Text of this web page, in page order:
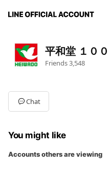
平和堂 １０
Friends3,548
Chat
You might like
Accounts others are viewing